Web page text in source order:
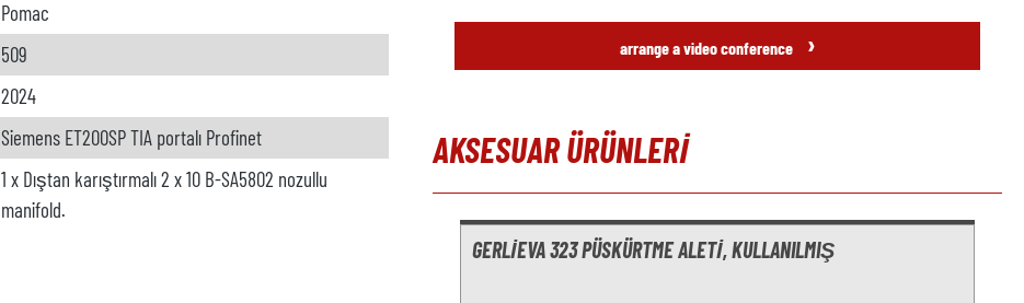
Pomac
509
2024
Siemens ET200SP TIA portalı Profinet
1 x Dıştan karıştırmalı 2 x 10 B-SA5802 nozullu
manifold.
arrange a video conference ›
AKSESUAR ÜRÜNLERI
GERLIEVA 323 PÜSKÜRTME ALETI, KULLANILMIŞ